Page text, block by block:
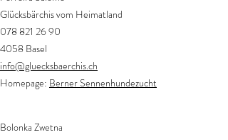
Glücksbärchis vom Heimatland
078 821 26 90
4058 Basel
info@gluecksbaerchis.ch
Homepage: Berner Sennenhundezucht
Bolonka Zwetna